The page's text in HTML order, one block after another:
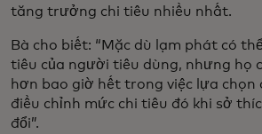
tăng trưởng chi tiêu nhiều nhất.
Bà cho biết: “Mặc dù lạm phát có
tiêu của người tiêu dùng, nhưng họ
hơn bao giờ hết trong việc lựa chọn
điều chỉnh mức chi tiêu đó khi sở
đổi”.